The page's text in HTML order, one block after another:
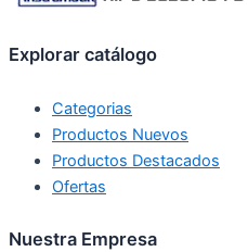
Explorar catálogo
Categorias
Productos Nuevos
Productos Destacados
Ofertas
Nuestra Empresa